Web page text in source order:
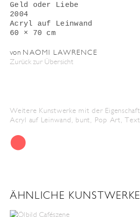
Geld oder Liebe
2004
Acryl auf Leinwand
60 × 70 cm
von NAOMI LAWRENCE
Zurück zur Übersicht
Weitere Kunstwerke mit der Eigenschaft
Acryl auf Leinwand, bunt, Pop Art,Text
⬤
ÄHNLICHE KUNSTWERKE